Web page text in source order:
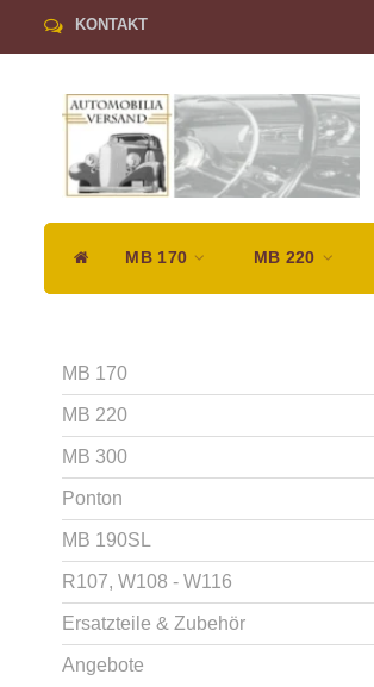
KONTAKT
MB 170 MB 220
MB 170
MB 220
MB 300
Ponton
MB 190SL
R107, W108 - W116
Ersatzteile & Zubehör
Angebote